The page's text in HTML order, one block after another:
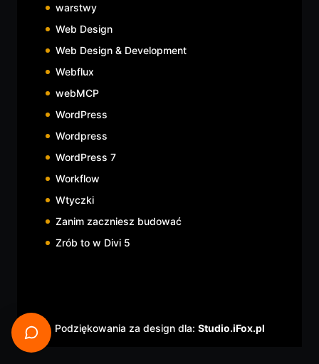
warstwy
Web Design
Web Design & Development
Webflux
webMCP
WordPress
Wordpress
WordPress 7
Workflow
Wtyczki
Zanim zaczniesz budować
Zrób to w Divi 5
Podziękowania za design dla: Studio.iFox.pl